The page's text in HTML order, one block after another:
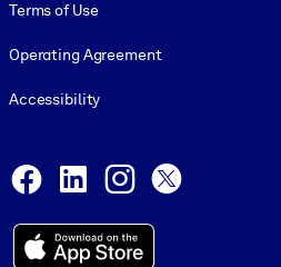
Terms of Use
Operating Agreement
Accessibility
Facebook
LinkedInInstagram